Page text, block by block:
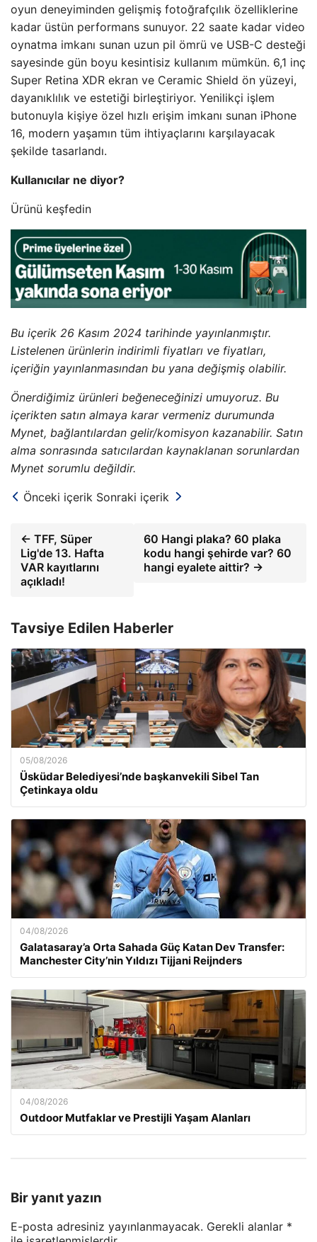
oyun deneyiminden gelişmiş fotoğrafçılık özelliklerine
kadar üstün performans sunuyor. 22 saate kadar video
oynatma imkanı sunan uzun pil ömrü ve USB-C desteği
sayesinde gün boyu kesintisiz kullanım mümkün. 6,1 inç
Super Retina XDR ekran ve Ceramic Shield ön yüzeyi,
dayanıklılık ve estetiği birleştiriyor. Yenilikçi işlem
butonuyla kişiye özel hızlı erişim imkanı sunan iPhone
16, modern yaşamın tüm ihtiyaçlarını karşılayacak
şekilde tasarlandı.
Kullanıcılar ne diyor?
Ürünü keşfedin
Bu içerik 26 Kasım 2024 tarihinde yayınlanmıştır.
Listelenen ürünlerin indirimli fiyatları ve fiyatları,
içeriğin yayınlanmasından bu yana değişmiş olabilir.
Önerdiğimiz ürünleri beğeneceğinizi umuyoruz. Bu
içerikten satın almaya karar vermeniz durumunda
Mynet, bağlantılardan gelir/komisyon kazanabilir. Satın
alma sonrasında satıcılardan kaynaklanan sorunlardan
Mynet sorumlu değildir.
Önceki içerik Sonraki içerik
← TFF, Süper
Lig'de 13. Hafta
VAR kayıtlarını
açıkladı!
60 Hangi plaka? 60 plaka
kodu hangi şehirde var? 60
hangi eyalete aittir? →
Tavsiye Edilen Haberler
05/08/2026
Üsküdar Belediyesi’nde başkanvekili Sibel Tan
Çetinkaya oldu
04/08/2026
Galatasaray’a Orta Sahada Güç Katan Dev Transfer:
Manchester City’nin Yıldızı Tijjani Reijnders
04/08/2026
Outdoor Mutfaklar ve Prestijli Yaşam Alanları
Bir yanıt yazın
E-posta adresiniz yayınlanmayacak. Gerekli alanlar *